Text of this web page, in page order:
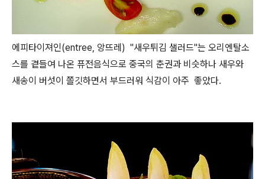
에피타이져인(entree, 앙뜨레) "새우튀김 샐러드"는 오리엔탈소
스를 곁들여 나온 퓨전음식으로 중국의 춘권과 비슷하나 새우와
새송이 버섯이 쫄깃하면서 부드러워 식감이 아주 좋았다.